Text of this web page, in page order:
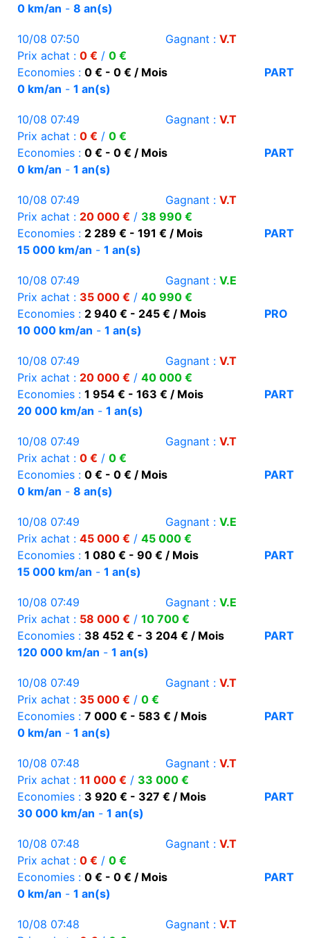
0 km/an - 8 an(s)
10/08 07:50 Gagnant : V.T
Prix achat : 0 € / 0 €
Economies : 0 € - 0 € / Mois
PART
0 km/an - 1 an(s)
10/08 07:49 Gagnant : V.T
Prix achat : 0 € / 0 €
Economies : 0 € - 0 € / Mois
PART
0 km/an - 1 an(s)
10/08 07:49 Gagnant : V.T
Prix achat : 20 000 € / 38 990 €
Economies : 2 289 € - 191 € / Mois
PART
15 000 km/an - 1 an(s)
10/08 07:49 Gagnant : V.E
Prix achat : 35 000 € / 40 990 €
Economies : 2 940 € - 245 € / Mois
PRO
10 000 km/an - 1 an(s)
10/08 07:49 Gagnant : V.T
Prix achat : 20 000 € / 40 000 €
Economies : 1 954 € - 163 € / Mois
PART
20 000 km/an - 1 an(s)
10/08 07:49 Gagnant : V.T
Prix achat : 0 € / 0 €
Economies : 0 € - 0 € / Mois
PART
0 km/an - 8 an(s)
10/08 07:49 Gagnant : V.E
Prix achat : 45 000 € / 45 000 €
Economies : 1 080 € - 90 € / Mois
PART
15 000 km/an - 1 an(s)
10/08 07:49 Gagnant : V.E
Prix achat : 58 000 € / 10 700 €
Economies : 38 452 € - 3 204 € / Mois
PART
120 000 km/an - 1 an(s)
10/08 07:49 Gagnant : V.T
Prix achat : 35 000 € / 0 €
Economies : 7 000 € - 583 € / Mois
PART
0 km/an - 1 an(s)
10/08 07:48 Gagnant : V.T
Prix achat : 11 000 € / 33 000 €
Economies : 3 920 € - 327 € / Mois
PART
30 000 km/an - 1 an(s)
10/08 07:48 Gagnant : V.T
Prix achat : 0 € / 0 €
Economies : 0 € - 0 € / Mois
PART
0 km/an - 1 an(s)
10/08 07:48 Gagnant : V.T